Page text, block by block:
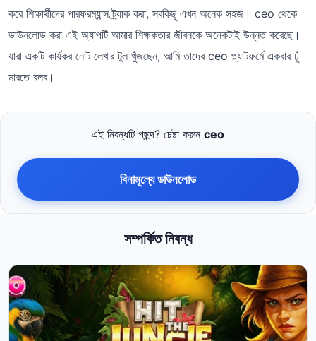
করে শিক্ষার্থীদের পারফরম্যান্স ট্র্যাক করা, সবকিছু এখন অনেক সহজ। ceo থেকে
ডাউনলোড করা এই অ্যাপটি আমার শিক্ষকতার জীবনকে অনেকটাই উন্নত করেছে।
যারা একটি কার্যকর নোট লেখার টুল খুঁজছেন, আমি তাদের ceo প্ল্যাটফর্মে একবার ঢুঁ
মারতে বলব।
এই নিবন্ধটি পছন্দ? চেষ্টা করুন ceo
বিনামূল্যে ডাউনলোড
সম্পর্কিত নিবন্ধ